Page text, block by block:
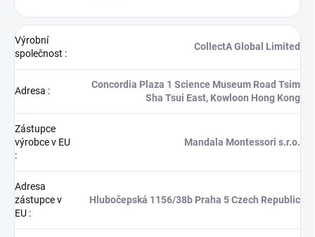
Výrobní
společnost :
CollectA Global Limited
Adresa :
Concordia Plaza 1 Science Museum Road Tsim
Sha Tsui East, Kowloon Hong Kong
Zástupce
výrobce v EU
:
Mandala Montessori s.r.o.
Adresa
zástupce v
EU :
Hlubočepská 1156/38b Praha 5 Czech Republic